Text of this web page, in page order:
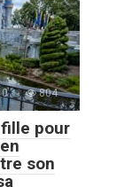
0 804
pour
son